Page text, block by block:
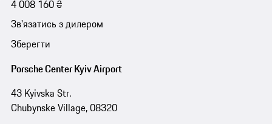
4 008 160 ₴
Зв'язатись з дилером
Зберегти
Porsche Center Kyiv Airport
43 Kyivska Str.
Chubynske Village, 08320